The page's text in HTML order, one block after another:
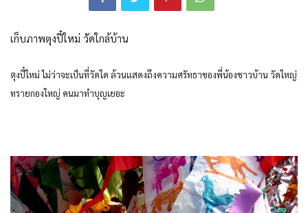
เก็บภาพตุงปี๋ใหม่ วัดใกล้บ้าน
ตุงปี๋ใหม่ ไม่ว่าจะเป็นที่วัดใด ล้วนแสดงถึงความศรัทธาของพี่น้องชาวบ้าน วัดใหญ่
ทรายกองใหญ่ คนมาทำบุญเยอะ